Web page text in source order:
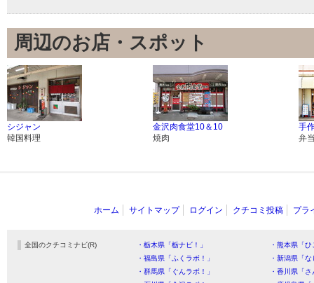
周辺のお店・スポット
シジャン
韓国料理
金沢肉食堂10＆10
焼肉
手
弁
ホーム サイトマップ ログイン クチコミ投稿 プラ
全国のクチコミナビ(R) ・栃木県「栃ナビ！」
・熊本県「
・福島県「ふくラボ！」
・新潟県「
・群馬県「ぐんラボ！」
・香川県「